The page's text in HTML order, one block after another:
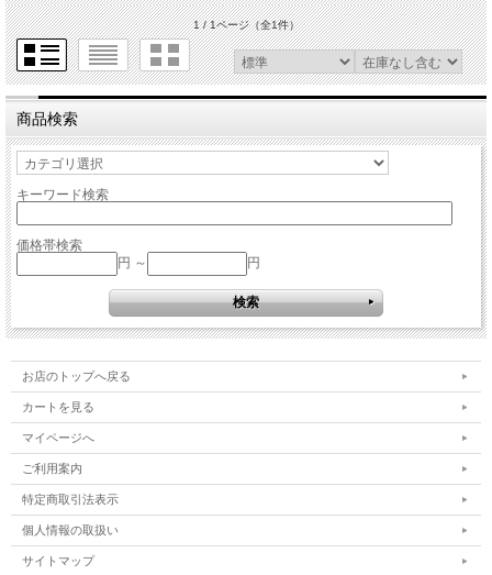
1 / 1ページ（全1件）
商品検索
キーワード検索
価格帯検索
円 ～
円
お店のトップへ戻る
カートを見る
マイページへ
ご利用案内
特定商取引法表示
個人情報の取扱い
サイトマップ